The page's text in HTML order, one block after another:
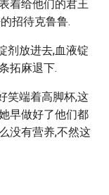
着给他们的君王
招待克鲁鲁.
剂放进去,血液锭
拓麻退下.
笑端着高脚杯,这
早做好了他们都
没有营养,不然这